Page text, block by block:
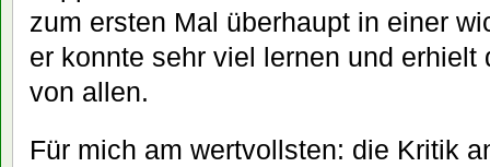
zum ersten Mal überhaupt in einer
er konnte sehr viel lernen und
von allen.
Für mich am wertvollsten: die Kritik